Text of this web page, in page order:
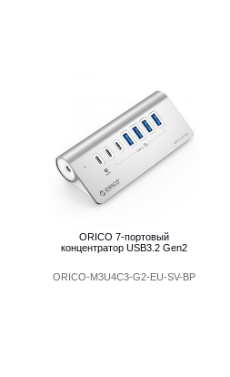
ORICO 7-портовый
концентратор USB3.2 Gen2
ORICO-M3U4C3-G2-EU-SV-BP